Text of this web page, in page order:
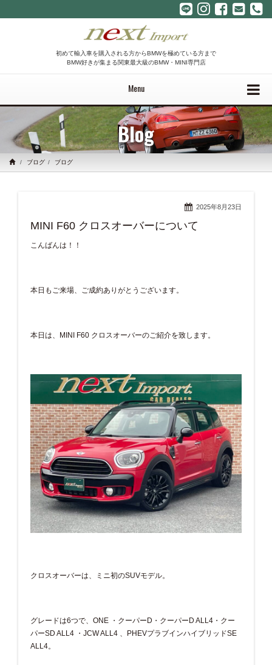
初めて輸入車を購入される方からBMWを極めている方まで
BMW好きが集まる関東最大級のBMW・MINI専門店
Menu
Blog
ブログ ブログ
2025年8月23日
MINI F60 クロスオーバーについて
こんばんは！！
本日もご来場、ご成約ありがとうございます。
本日は、MINI F60 クロスオーバーのご紹介を致します。
クロスオーバーは、ミニ初のSUVモデル。
グレードは6つで、ONE ・クーパーD・クーパーD ALL4・クー
パーSD ALL4 ・JCW ALL4 、PHEVプラブインハイブリッドSE
ALL4。